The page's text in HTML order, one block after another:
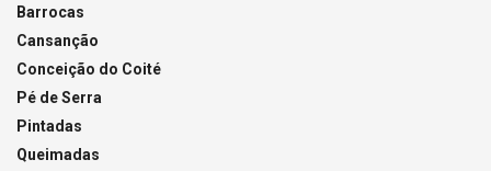
Barrocas
Cansanção
Conceição do Coité
Pé de Serra
Pintadas
Queimadas